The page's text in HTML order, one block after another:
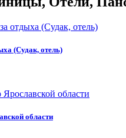
(Судак, отель)
области